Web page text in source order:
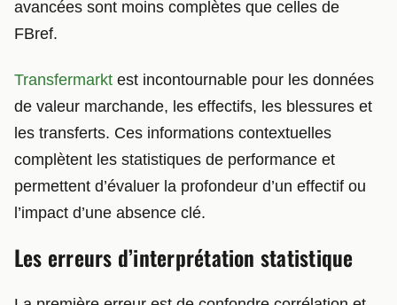
avancées sont moins complètes que celles de
FBref.
Transfermarkt est incontournable pour les données
de valeur marchande, les effectifs, les blessures et
les transferts. Ces informations contextuelles
complètent les statistiques de performance et
permettent d’évaluer la profondeur d’un effectif ou
l’impact d’une absence clé.
Les erreurs d’interprétation statistique